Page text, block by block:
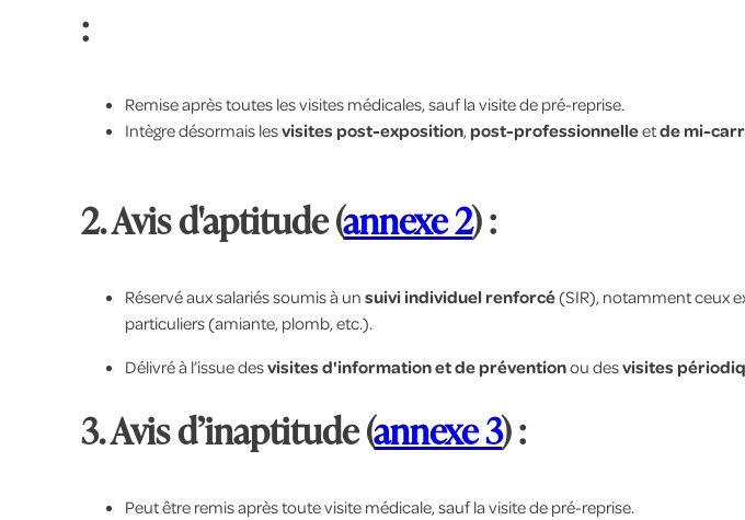
:
Remise après toutes les visites médicales, sauf la visite de pré-reprise.
Intègre désormais lesvisites post-exposition,post-professionnelleetde mi-
2. Avis d'aptitude (annexe 2) :
Réservé aux salariés soumis à unsuivi individuel renforcé(SIR), notamment ceux
particuliers (amiante, plomb, etc.).
Délivré à l’issue desvisites d'information et de préventionou desvisites
3. Avis d’inaptitude (annexe 3) :
Peut être remis après toute visite médicale, sauf la visite de pré-reprise.